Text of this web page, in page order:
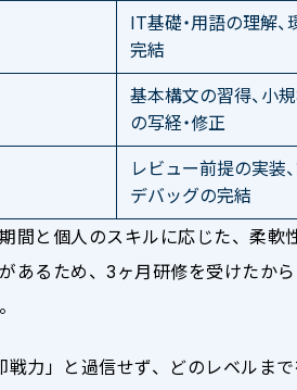
IT基礎・用語の理解、
完結
基本構文の習得、小
の写経・修正
レビュー前提の実装
デバッグの完結
間と個人のスキルに応じた、柔軟
あるため、3ヶ月研修を受けたか
戦力」と過信せず、どのレベルま